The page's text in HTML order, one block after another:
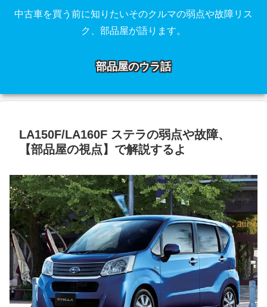
中古車を買う前に知りたいそのクルマの弱点や故障リス
ク、部品屋が語ります。
部品屋のウラ話
LA150F/LA160F ステラの弱点や故障、
【部品屋の視点】で解説するよ